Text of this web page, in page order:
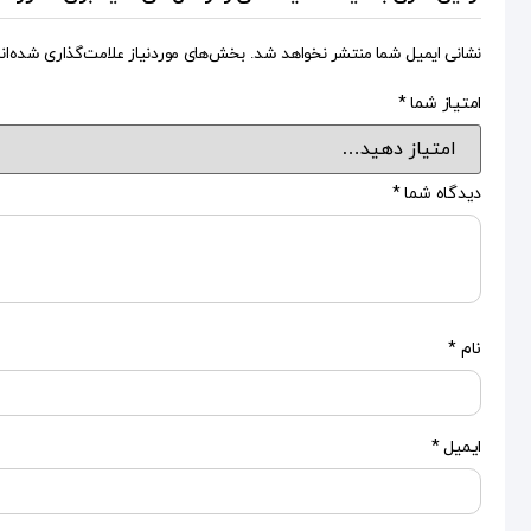
نشانی ایمیل شما منتشر نخواهد شد. بخش‌های موردنیاز علامت‌گذاری
امتیاز شما*
دیدگاه شما*
نام *
ایمیل*